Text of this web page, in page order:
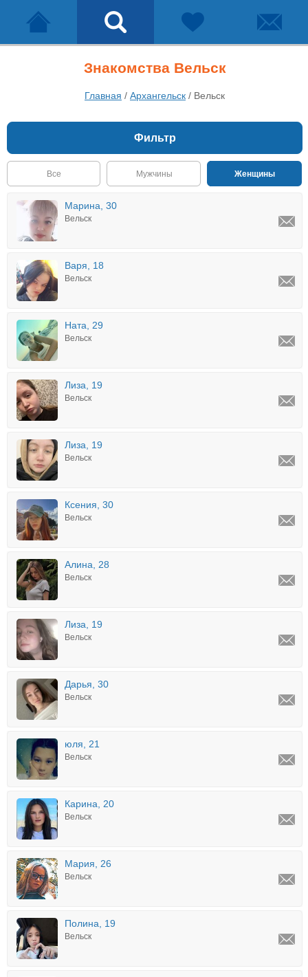
Знакомства Вельск
Главная / Архангельск / Вельск
Фильтр
Все Мужчины Женщины
Марина, 30
Вельск
Варя, 18
Вельск
Ната, 29
Вельск
Лиза, 19
Вельск
Лиза, 19
Вельск
Ксения, 30
Вельск
Алина, 28
Вельск
Лиза, 19
Вельск
Дарья, 30
Вельск
юля, 21
Вельск
Карина, 20
Вельск
Мария, 26
Вельск
Полина, 19
Вельск